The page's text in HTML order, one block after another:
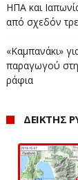
ΗΠΑ και
από σχεδόν
«Καμπανάκι»
παραγωγού στη
ράφια
ΔΕΙΚΤΗΣ